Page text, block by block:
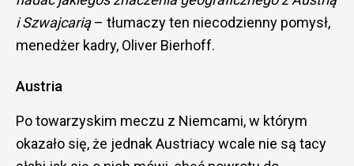
i Szwajcarią– tłumaczy ten niecodzienny pomysł,
menedżer kadry, Oliver Bierhoff.
Austria
Po towarzyskim meczu z Niemcami, w którym
okazało się, że jednak Austriacy wcale nie są tacy